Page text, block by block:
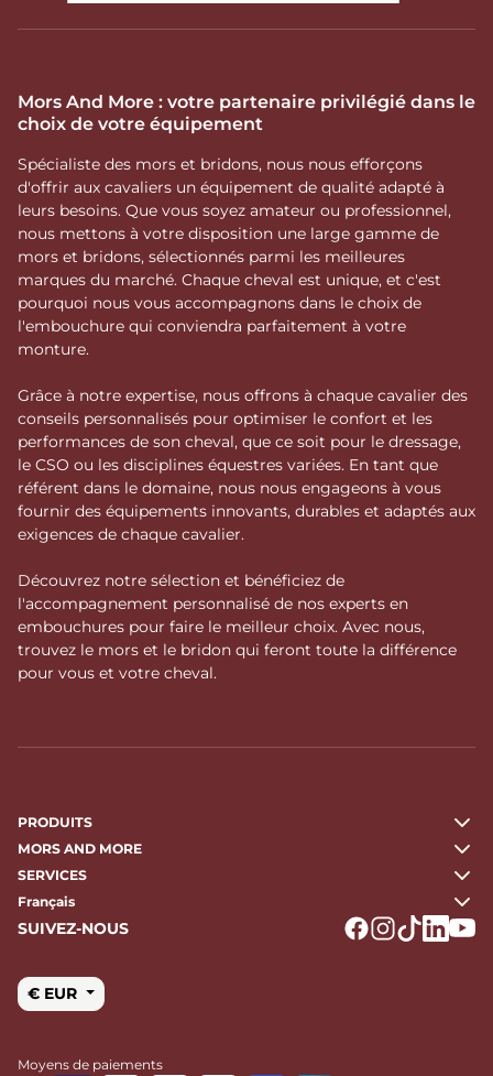
Mors And More : votre partenaire privilégié dans le
choix de votre équipement
Spécialiste des mors et bridons, nous nous efforçons
d'offrir aux cavaliers un équipement de qualité adapté à
leurs besoins. Que vous soyez amateur ou professionnel,
nous mettons à votre disposition une large gamme de
mors et bridons, sélectionnés parmi les meilleures
marques du marché. Chaque cheval est unique, et c'est
pourquoi nous vous accompagnons dans le choix de
l'embouchure qui conviendra parfaitement à votre
monture.
Grâce à notre expertise, nous offrons à chaque cavalier des
conseils personnalisés pour optimiser le confort et les
performances de son cheval, que ce soit pour le dressage,
le CSO ou les disciplines équestres variées. En tant que
référent dans le domaine, nous nous engageons à vous
fournir des équipements innovants, durables et adaptés aux
exigences de chaque cavalier.
Découvrez notre sélection et bénéficiez de
l'accompagnement personnalisé de nos experts en
embouchures pour faire le meilleur choix. Avec nous,
trouvez le mors et le bridon qui feront toute la différence
pour vous et votre cheval.
PRODUITS
MORS AND MORE
SERVICES
Français
SUIVEZ-NOUS
€ EUR
Moyens de paiements